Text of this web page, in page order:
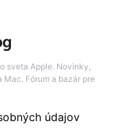
sveta Apple. Novinky,
Fórum a bazár pre
údajov